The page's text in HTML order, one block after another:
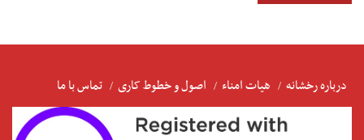
درباره رخشانه هیات امناء اصول و خطوط کاری تماس با ما